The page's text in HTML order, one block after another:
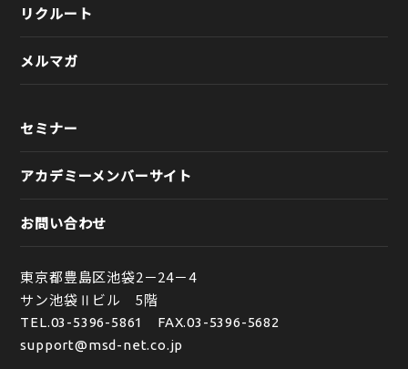
リクルート
メルマガ
セミナー
アカデミーメンバーサイト
お問い合わせ
東京都豊島区池袋2－24－4
サン池袋Ⅱビル 5階
TEL.03-5396-5861
FAX.03-5396-5682
support@msd-net.co.jp